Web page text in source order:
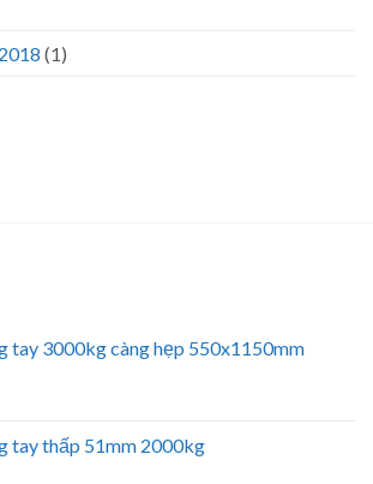
(1)
tay 3000kg càng hẹp 550x1150mm
tay thấp 51mm 2000kg